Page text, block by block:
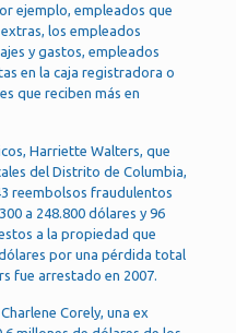
ejemplo, empleados que
los empleados
y gastos, empleados
en la caja registradora o
que reciben más en
Harriette Walters, que
del Distrito de Columbia,
reembolsos fraudulentos
a 248.800 dólares y 96
a la propiedad que
por una pérdida total
fue arrestado en 2007.
Corely, una ex